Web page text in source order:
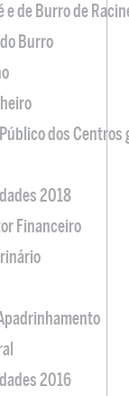
e de Burro de
Burro
dos Centros
2018
Financeiro
2016